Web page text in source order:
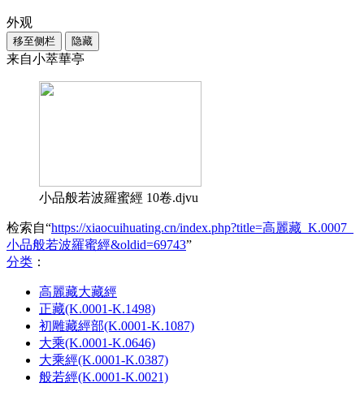
外观
移至侧栏 隐藏
来自小萃華亭
小品般若波羅蜜經 10卷.djvu
检索自“https://xiaocuihuating.cn/index.php?title=高麗藏_K.0007_
小品般若波羅蜜經&oldid=69743”
分类 ：​
高麗藏大藏經
正藏(K.0001-K.1498)
初雕藏經部(K.0001-K.1087)
大乘(K.0001-K.0646)
大乘經(K.0001-K.0387)
般若經(K.0001-K.0021)